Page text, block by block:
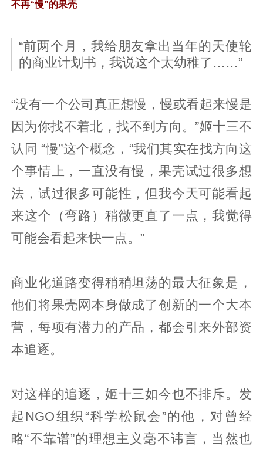
不再“慢”的果壳
“前两个月，我给朋友拿出当年的天使轮
的商业计划书，我说这个太幼稚了……”
“没有一个公司真正想慢，慢或看起来慢是
因为你找不着北，找不到方向。”姬十三不
认同 “慢”这个概念，“我们其实在找方向这
个事情上，一直没有慢，果壳试过很多想
法，试过很多可能性，但我今天可能看起
来这个（弯路）稍微更直了一点，我觉得
可能会看起来快一点。”
商业化道路变得稍稍坦荡的最大征象是，
他们将果壳网本身做成了创新的一个大本
营，每项有潜力的产品，都会引来外部资
本追逐。
对这样的追逐，姬十三如今也不排斥。发
起NGO组织“科学松鼠会”的他，对曾经
略“不靠谱”的理想主义毫不讳言，当然也